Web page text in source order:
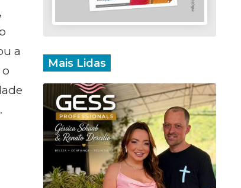
a
Mais Lidas